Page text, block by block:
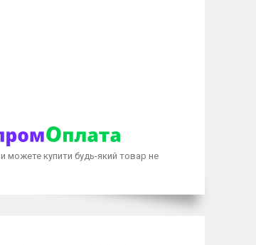
можете купити будь-який товар не